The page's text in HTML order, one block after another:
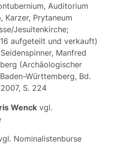
Auditorium
Karzer, Prytaneum
Jesuitenkirche;
aufgeteilt und verkauft)
Manfred
(Archäologischer
Württemberg, Bd.
S. 224
Wenckvgl.
Nominalistenburse